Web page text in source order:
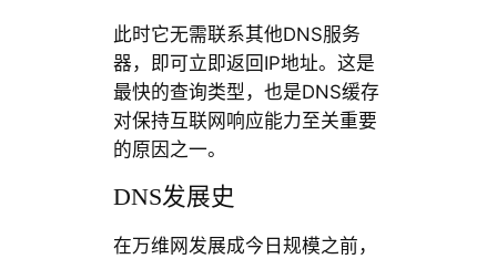
此时它无需联系其他DNS服务
器，即可立即返回IP地址。这是
最快的查询类型，也是DNS缓存
对保持互联网响应能力至关重要
的原因之一。
DNS发展史
在万维网发展成今日规模之前，